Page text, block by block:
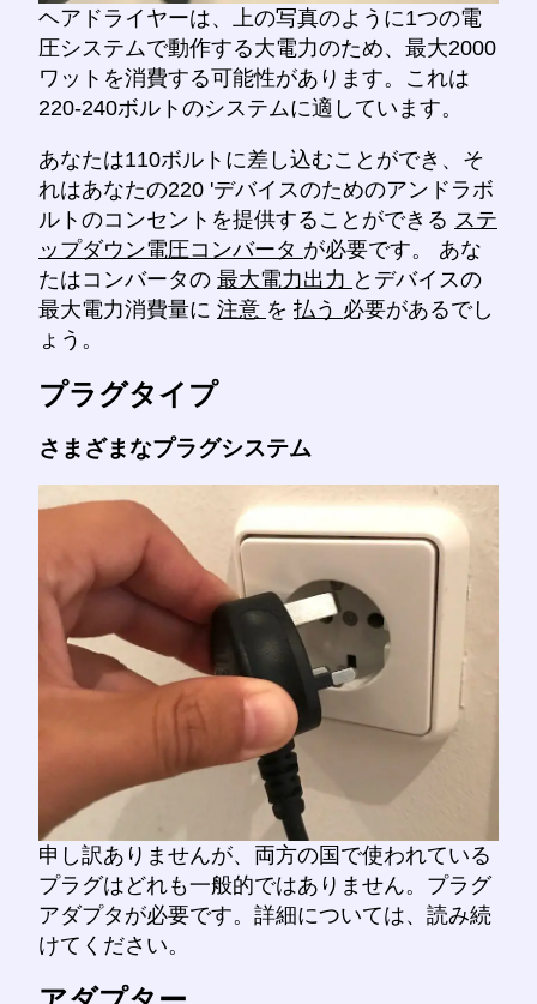
ヘアドライヤーは、上の写真のように1つの電
圧システムで動作する大電力のため、最大2000
ワットを消費する可能性があります。これは
220-240ボルトのシステムに適しています。
あなたは110ボルトに差し込むことができ、そ
れはあなたの220 'デバイスのためのアンドラボ
ルトのコンセントを提供することができる ステ
ップダウン電圧コンバータ が必要です。 あな
たはコンバータの 最大電力出力 とデバイスの
最大電力消費量に 注意 を 払う 必要があるでし
ょう。
プラグタイプ
さまざまなプラグシステム
申し訳ありませんが、両方の国で使われている
プラグはどれも一般的ではありません。プラグ
アダプタが必要です。詳細については、読み続
けてください。